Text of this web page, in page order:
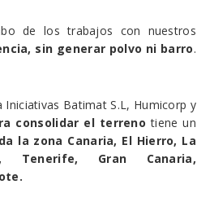
de los trabajos con nuestros
sin generar polvo ni barro.
Iniciativas Batimat S.L, Humicorp y
consolidar el terreno tiene un
la zona Canaria, El Hierro, La
Tenerife, Gran Canaria,